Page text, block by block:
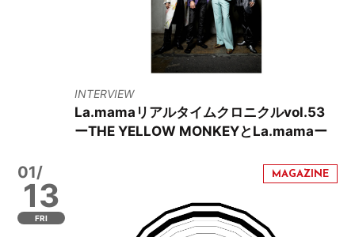
INTERVIEW
La.mamaリアルタイムクロニクルvol.53
ーTHE YELLOW MONKEYとLa.mamaー
01/
13
FRI